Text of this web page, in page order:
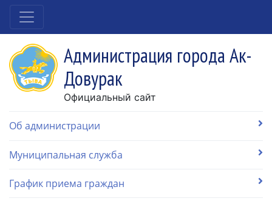
Администрация города Ак-
Довурак
Официальный сайт
Об администрации
Муниципальная служба
График приема граждан